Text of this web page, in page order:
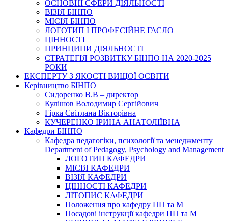
ОСНОВНІ СФЕРИ ДІЯЛЬНОСТІ
ВІЗІЯ БІНПО
МІСІЯ БІНПО
ЛОГОТИП І ПРОФЕСІЙНЕ ГАСЛО
ЦІННОСТІ
ПРИНЦИПИ ДІЯЛЬНОСТІ
СТРАТЕГІЯ РОЗВИТКУ БІНПО НА 2020-2025
РОКИ
ЕКСПЕРТУ З ЯКОСТІ ВИЩОЇ ОСВІТИ
Керівництво БІНПО
Сидоренко В.В – директор
Кулішов Володимир Сергійович
Гірка Світлана Вікторівна
КУЧЕРЕНКО ІРИНА АНАТОЛІЇВНА
Кафедри БІНПО
Кафедра педагогіки, психології та менеджменту
Department of Pedagogy, Psychology and Management
ЛОГОТИП КАФЕДРИ
МІСІЯ КАФЕДРИ
ВІЗІЯ КАФЕДРИ
ЦІННОСТІ КАФЕДРИ
ЛІТОПИС КАФЕДРИ
Положення про кафедру ПП та М
Посадові інструкції кафедри ПП та М